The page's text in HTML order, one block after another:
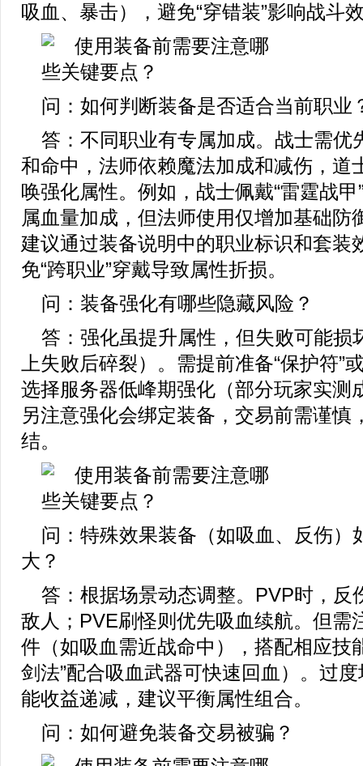
吸血、暴击），避免“穿错装”影响战斗
问：如何判断装备是否适合当前职业
答：不同职业有专属加成。战士需优
和命中，法师依赖魔法加成和减伤，道
唤强化属性。例如，战士佩戴“雷霆战
属血量加成，但法师使用仅增加基础防
建议通过装备说明中的职业标识和套装
免“跨职业”穿戴导致属性折损。
问：装备强化有哪些隐藏风险？
答：强化虽提升属性，但失败可能损
上失败后碎裂）。需提前准备“保护符”
选择服务器低峰期强化（部分玩家实测
另注意强化会绑定装备，交易前需谨慎
结。
问：特殊效果装备（如吸血、反伤）
大？
答：根据场景动态调整。PVP时，反
敌人；PVE刷怪则优先吸血续航。但需
件（如吸血需近战命中），搭配相应技
剑法”配合吸血武器可快速回血）。过
能收益递减，建议平衡属性组合。
问：如何避免装备交易被骗？